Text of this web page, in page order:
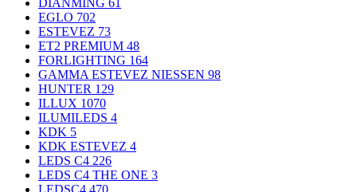
DIANMING 61
EGLO 702
ESTEVEZ 73
ET2 PREMIUM 48
FORLIGHTING 164
GAMMA ESTEVEZ NIESSEN 98
HUNTER 129
ILLUX 1070
ILUMILEDS 4
KDK 5
KDK ESTEVEZ 4
LEDS C4 226
LEDS C4 THE ONE 3